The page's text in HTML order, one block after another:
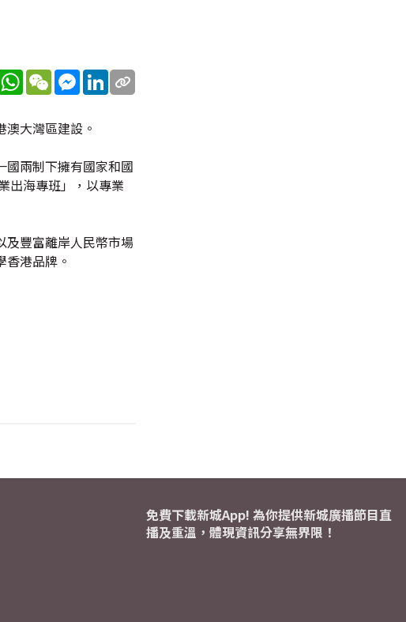
WhatsApp
WeChatMessenger
LinkedIn
大灣區建設。
國兩制下擁有國家和國
出海專班」，以專業
及豐富離岸人民幣市場
港品牌。
免費下載新城App! 為你提供新城廣播節目直
播及重溫，體現資訊分享無界限！